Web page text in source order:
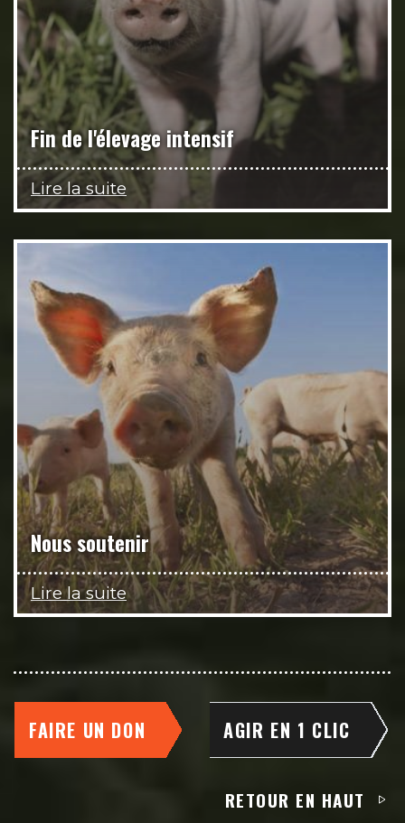
Fin de l'élevage intensif
Lire la suite
Nous soutenir
Lire la suite
FAIRE UN DON AGIR EN 1 CLIC
RETOUR EN HAUT